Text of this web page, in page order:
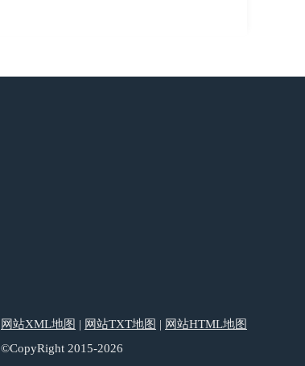
网站XML地图 | 网站TXT地图 | 网站HTML地图
©CopyRight 2015-2026